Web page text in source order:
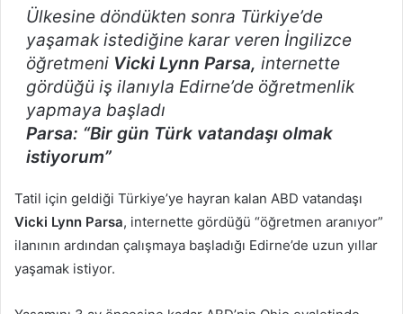
Ülkesine döndükten sonra Türkiye’de
yaşamak istediğine karar veren İngilizce
öğretmeni Vicki Lynn Parsa, internette
gördüğü iş ilanıyla Edirne’de öğretmenlik
yapmaya başladı
Parsa: “Bir gün Türk vatandaşı olmak
istiyorum”
Tatil için geldiği Türkiye’ye hayran kalan ABD vatandaşı
Vicki Lynn Parsa, internette gördüğü “öğretmen aranıyor”
ilanının ardından çalışmaya başladığı Edirne’de uzun yıllar
yaşamak istiyor.